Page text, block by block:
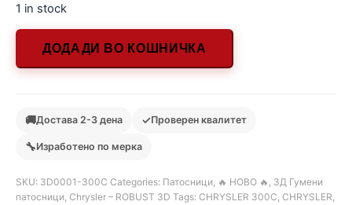
1 in stock
ДОДАДИ ВО КОШНИЧКА
🚚Достава 2-3 дена ✓Проверен квалитет
🔧Изработено по мерка
SKU: 3D0001-300C Categories: Патосници, 🔥 НОВО 🔥 , 3Д Гумени
патосници, Chrysler – ROBUST 3D Tags: CHRYSLER 300C, CHRYSLER,